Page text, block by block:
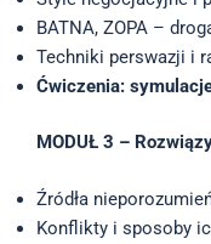
BATNA, ZOPA –
Techniki perswazji i
Ćwiczenia:
MODUŁ 3 –
Źródła
Konflikty i sposoby